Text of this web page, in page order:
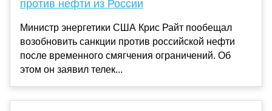
против нефти из России
Министр энергетики США Крис Райт пообещал
возобновить санкции против российской нефти
после временного смягчения ограничений. Об
этом он заявил телек...